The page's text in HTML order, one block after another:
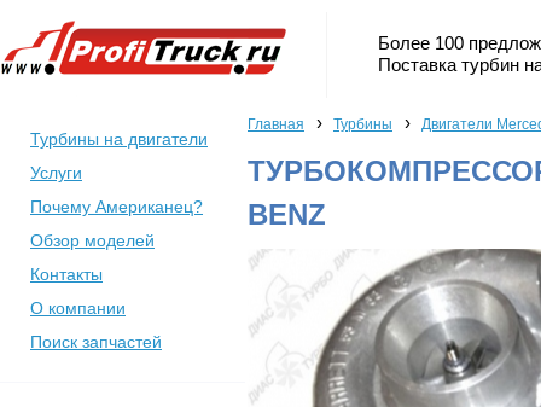
Более 100
Поставка турбин
Турбины на двигатели
Услуги
Почему Американец?
Обзор моделей
Контакты
О компании
Поиск запчастей
Главная › Турбины › Двигатели
ТУРБОКОМПРЕССОР
BENZ